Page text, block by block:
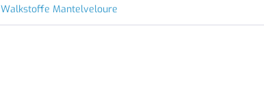
Walkstoffe Mantelveloure